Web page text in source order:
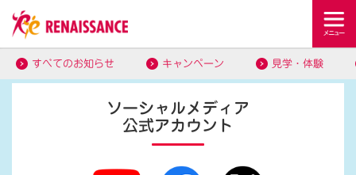
すべてのお知らせ キャンペーン 見学・体験
ソーシャルメディア
公式アカウント